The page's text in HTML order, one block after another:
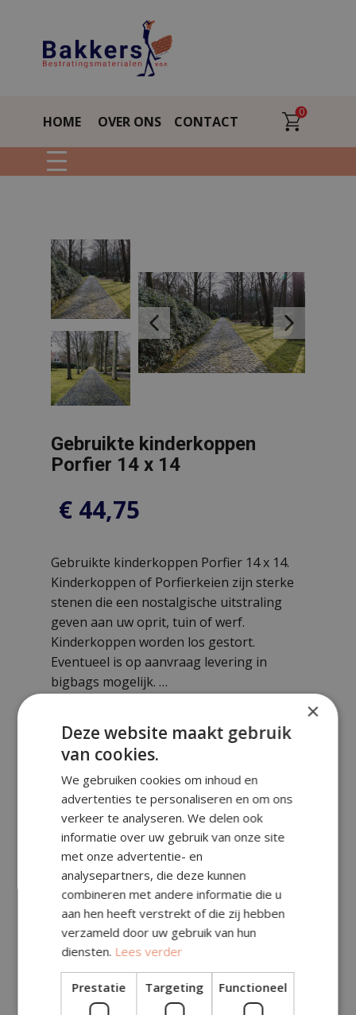
HOME CONTACT
OVER ONS
0
Gebruikte kinderkoppen
Porfier 14 x 14
€ 44,75
Gebruikte kinderkoppen Porfier 14 x 14.
Kinderkoppen of Porfierkeien zijn sterke
stenen die een nostalgische uitstraling
geven aan uw oprit, tuin of werf.
Kinderkoppen worden los gestort.
Eventueel is op aanvraag levering in
bigbags mogelijk. …
Prijsberekening
Aantal m²:
Subtotaal (excl. btw) €
Specificatie (in subtotaal, excl. btw):
Toeslagen (excl. btw)
Transportkosten (excl.
btw)
€144,00
×
Deze website maakt gebruik
van cookies.
We gebruiken cookies om inhoud en
advertenties te personaliseren en om ons
verkeer te analyseren. We delen ook
informatie over uw gebruik van onze site
met onze advertentie- en
analysepartners, die deze kunnen
combineren met andere informatie die u
aan hen heeft verstrekt of die zij hebben
verzameld door uw gebruik van hun
diensten. Lees verder
Prestatie Targeting Functioneel